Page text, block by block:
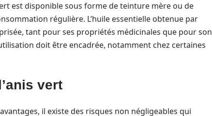
est disponible sous forme de teinture mère ou de
régulière. L’huile essentielle obtenue par
tant pour ses propriétés médicinales que pour son
doit être encadrée, notamment chez certaines
vert
il existe des risques non négligeables qui